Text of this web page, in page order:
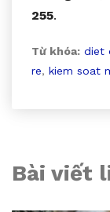
255.
Từ khóa: diet
re, kiem soat
Bài viết